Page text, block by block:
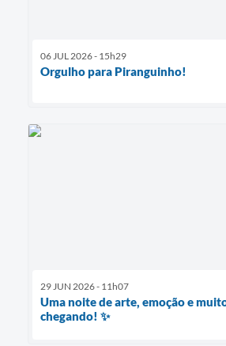
06 JUL 2026 - 15h29
Orgulho para Piranguinho!
29 JUN 2026 - 11h07
Uma noite de arte, emoção e
chegando! ✨